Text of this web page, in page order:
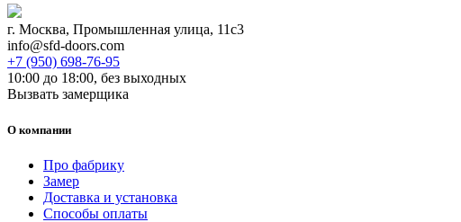
г. Москва, Промышленная улица, 11с3
info@sfd-doors.com
+7 (950) 698-76-95
10:00 до 18:00, без выходных
Вызвать замерщика
О компании
Про фабрику
Замер
Доставка и установка
Способы оплаты